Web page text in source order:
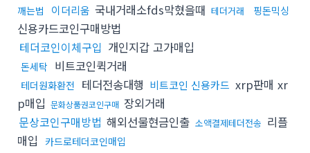
깨는법
이더리움 국내거래소fds막혔을때 테더거래 핑돈믹싱
신용카드코인구매방법
테더코인이체구입 개인지갑 고가매입
돈세탁 비트코인퀵거래
테더원화환전 테더전송대행 비트코인 신용카드 xrp판매 xr
p매입 문화상품권코인구매 장외거래
문상코인구매방법 해외선물현금인출 소액결제테더전송 리플
매입
카드로테더코인매입